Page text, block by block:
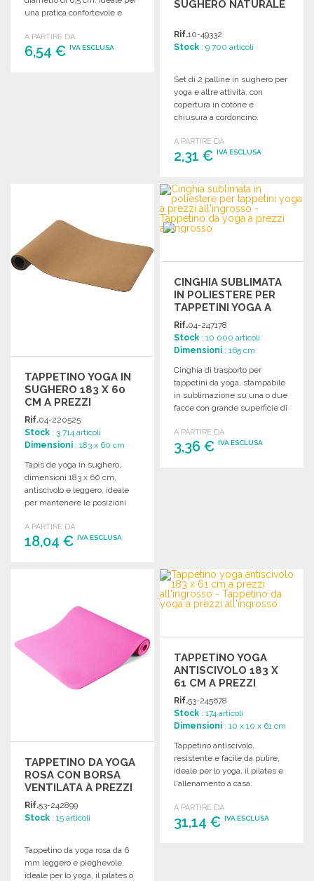
una pratica confortevole e
A PARTIRE DA
6,54 € IVA ESCLUSA
SUGHERO NATURALE
Rif.10-49332
Stock : 9 700 articoli
Set di 2 palline in sughero per
yoga e altre attività, con
copertura in cotone e
chiusura a cordoncino.
A PARTIRE DA
2,31 €IVA ESCLUSA
ORDINARE
Richiedi un preventivo
TAPPETINO YOGA IN
SUGHERO 183 X 60
CM A PREZZI
ALL'INGROSSO
Rif.04-220525
Stock : 3 714 articoli
Dimensioni : 183 x 60 cm
Tapis de yoga in sughero,
dimensioni 183 x 60 cm,
antiscivolo e leggero, ideale
per mantenere le posizioni
A PARTIRE DA
18,04 € IVA ESCLUSA
CINGHIA SUBLIMATA
IN POLIESTERE PER
TAPPETINI YOGA A
PREZZI
ALL'INGROSSO
Rif.04-247178
Stock : 10 000 articoli
Dimensioni : 165 cm
Cinghia di trasporto per
tappetini da yoga, stampabile
in sublimazione su una o due
facce con grande superficie di
personalizzare i tuoi regali
funzionali.
A PARTIRE DA
3,36 €IVA ESCLUSA
TAPPETINO DA YOGA
ROSA CON BORSA
VENTILATA A PREZZI
ALL'INGROSSO
Rif.53-242899
Stock : 15 articoli
Tappetino da yoga rosa da 6
mm leggero e pieghevole,
ideale per lo yoga, il pilates o
TAPPETINO YOGA
ANTISCIVOLO 183 X
61 CM A PREZZI
ALL'INGROSSO
Rif.53-245678
Stock : 174 articoli
Dimensioni : 10 x 10 x 61 cm
Tappetino antiscivolo,
resistente e facile da pulire,
ideale per lo yoga, il pilates e
l'allenamento a casa.
A PARTIRE DA
31,14 €IVA ESCLUSA